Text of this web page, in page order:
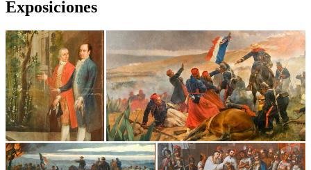
Exposiciones